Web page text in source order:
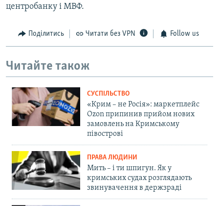
центробанку і МВФ.
Поділитись Читати без VPN Follow us
Читайте також
СУСПІЛЬСТВО
«Крим – не Росія»: маркетплейс
Ozon припинив прийом нових
замовлень на Кримському
півострові
ПРАВА ЛЮДИНИ
Мить – і ти шпигун. Як у
кримських судах розглядають
звинувачення в держзраді